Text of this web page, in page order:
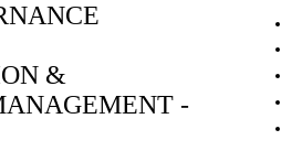
&
-